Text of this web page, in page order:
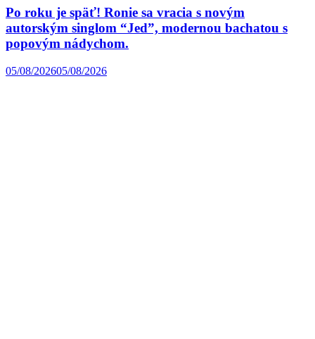
Po roku je späť! Ronie sa vracia s novým
autorským singlom “Jed”, modernou bachatou s
popovým nádychom.
05/08/202605/08/2026